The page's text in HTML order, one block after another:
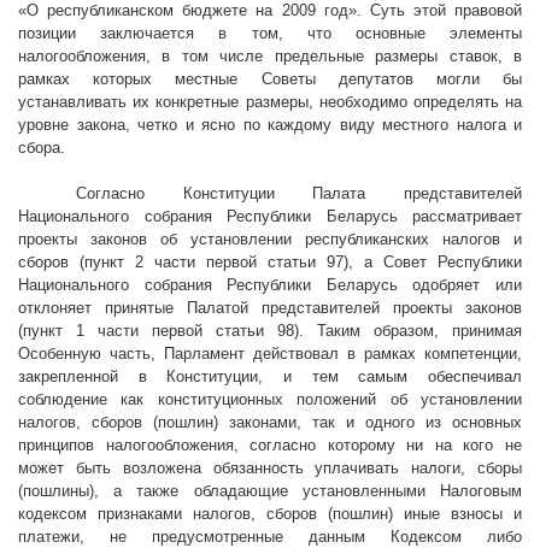
«О республиканском бюджете на 2009 год». Суть этой правовой
позиции заключается в том, что основные элементы
налогообложения, в том числе предельные размеры ставок, в
рамках которых местные Советы депутатов могли бы
устанавливать их конкретные размеры, необходимо определять на
уровне закона, четко и ясно по каждому виду местного налога и
сбора.
Согласно Конституции Палата представителей
Национального собрания Республики Беларусь рассматривает
проекты законов об установлении республиканских налогов и
сборов (пункт 2 части первой статьи 97), а Совет Республики
Национального собрания Республики Беларусь одобряет или
отклоняет принятые Палатой представителей проекты законов
(пункт 1 части первой статьи 98). Таким образом, принимая
Особенную часть, Парламент действовал в рамках компетенции,
закрепленной в Конституции, и тем самым обеспечивал
соблюдение как конституционных положений об установлении
налогов, сборов (пошлин) законами, так и одного из основных
принципов налогообложения, согласно которому ни на кого не
может быть возложена обязанность уплачивать налоги, сборы
(пошлины), а также обладающие установленными Налоговым
кодексом признаками налогов, сборов (пошлин) иные взносы и
платежи, не предусмотренные данным Кодексом либо